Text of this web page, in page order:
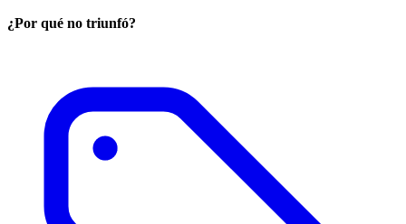
¿Por qué no triunfó?